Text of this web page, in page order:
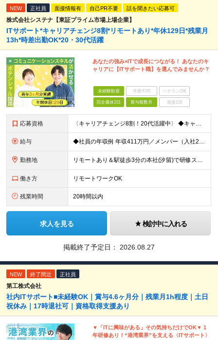
NEW 正社員 面接情報有 自己PR不要 話を聞きたい応募可
株式会社システナ【東証プライム市場上場企業】
ITサポート*キャリアチェンジ8割*リモートあり*年休129日*残業月
13h*時差出勤OK*20・30代活躍
あなたの強み×ITで成長につながる！ あなたのキ
ャリアに【ITサポート職】を選んでみませんか？
未経験歓迎 学歴不問 ベテランOK
完全週休2日 賞与複数月 面接1回
応募資格 〈キャリアチェンジ8割！20代活躍中〉 ◆キャリアチェンジ転職歓迎 ◆専門・短大卒以上 ◆35歳までの方(若年層の長期キャリア形成のため) ◎同期入社と一緒に研修が受けられます！ ＼下記のような方に
給与 ◆社員の年収例 年収411万円／メンバー（入社2年目） 年収800万円／マネージャー（入社7年目） -------------------- ◆月給22万7000円～30万円＋賞与年2回＋残業代全額支
勤務地 リモートあり＆駅徒歩3分の本社(汐留)で研修スタート！ 【システナ東京本社】 東京都港区海岸1-2-20 汐留ビルディング14F・16F ◆リモートワーク・フルリモートのお仕事もあり ◆お住まいの地
働き方 リモートワークOK
残業時間 20時間以内
求人を見る 検討中に入れる
掲載終了予定日： 2026.08.27
NEW 終了間近 正社員
第工株式会社
社内ITサポート■未経験OK｜賞与4.6ヶ月分｜残業月1h程度｜土日
祝休み｜17時退社可｜資格取得支援あり
▼「ITに興味がある」その気持ちだけでOK▼ 1
年研修あり！“港湾業界”を支える〈ITサポート〉